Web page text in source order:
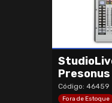
Presonus
Código: 46459
Fora de Estoque